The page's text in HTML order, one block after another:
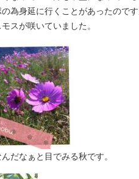
為身延に行くことがあったので
スが咲いていました。
だなぁと目でみる秋です。